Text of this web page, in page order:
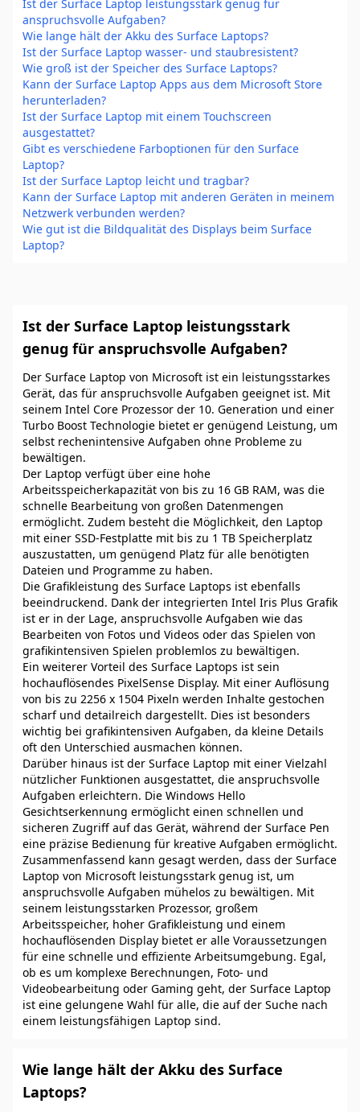
Ist der Surface Laptop leistungsstark genug für
anspruchsvolle Aufgaben?
Wie lange hält der Akku des Surface Laptops?
Ist der Surface Laptop wasser- und staubresistent?
Wie groß ist der Speicher des Surface Laptops?
Kann der Surface Laptop Apps aus dem Microsoft Store
herunterladen?
Ist der Surface Laptop mit einem Touchscreen
ausgestattet?
Gibt es verschiedene Farboptionen für den Surface
Laptop?
Ist der Surface Laptop leicht und tragbar?
Kann der Surface Laptop mit anderen Geräten in meinem
Netzwerk verbunden werden?
Wie gut ist die Bildqualität des Displays beim Surface
Laptop?
Ist der Surface Laptop leistungsstark
genug für anspruchsvolle Aufgaben?
Der Surface Laptop von Microsoft ist ein leistungsstarkes
Gerät, das für anspruchsvolle Aufgaben geeignet ist. Mit
seinem Intel Core Prozessor der 10. Generation und einer
Turbo Boost Technologie bietet er genügend Leistung, um
selbst rechenintensive Aufgaben ohne Probleme zu
bewältigen.
Der Laptop verfügt über eine hohe
Arbeitsspeicherkapazität von bis zu 16 GB RAM, was die
schnelle Bearbeitung von großen Datenmengen
ermöglicht. Zudem besteht die Möglichkeit, den Laptop
mit einer SSD-Festplatte mit bis zu 1 TB Speicherplatz
auszustatten, um genügend Platz für alle benötigten
Dateien und Programme zu haben.
Die Grafikleistung des Surface Laptops ist ebenfalls
beeindruckend. Dank der integrierten Intel Iris Plus Grafik
ist er in der Lage, anspruchsvolle Aufgaben wie das
Bearbeiten von Fotos und Videos oder das Spielen von
grafikintensiven Spielen problemlos zu bewältigen.
Ein weiterer Vorteil des Surface Laptops ist sein
hochauflösendes PixelSense Display. Mit einer Auflösung
von bis zu 2256 x 1504 Pixeln werden Inhalte gestochen
scharf und detailreich dargestellt. Dies ist besonders
wichtig bei grafikintensiven Aufgaben, da kleine Details
oft den Unterschied ausmachen können.
Darüber hinaus ist der Surface Laptop mit einer Vielzahl
nützlicher Funktionen ausgestattet, die anspruchsvolle
Aufgaben erleichtern. Die Windows Hello
Gesichtserkennung ermöglicht einen schnellen und
sicheren Zugriff auf das Gerät, während der Surface Pen
eine präzise Bedienung für kreative Aufgaben ermöglicht.
Zusammenfassend kann gesagt werden, dass der Surface
Laptop von Microsoft leistungsstark genug ist, um
anspruchsvolle Aufgaben mühelos zu bewältigen. Mit
seinem leistungsstarken Prozessor, großem
Arbeitsspeicher, hoher Grafikleistung und einem
hochauflösenden Display bietet er alle Voraussetzungen
für eine schnelle und effiziente Arbeitsumgebung. Egal,
ob es um komplexe Berechnungen, Foto- und
Videobearbeitung oder Gaming geht, der Surface Laptop
ist eine gelungene Wahl für alle, die auf der Suche nach
einem leistungsfähigen Laptop sind.
Wie lange hält der Akku des Surface
Laptops?